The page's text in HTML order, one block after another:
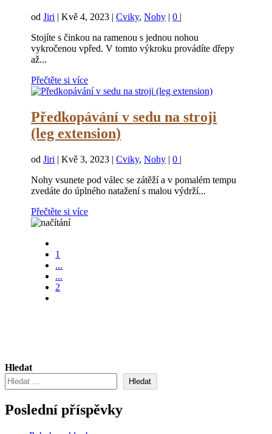
odJiri |Kvě 4, 2023 |Cviky,Nohy |0 |
Stojíte s činkou na ramenou s jednou nohou
vykročenou vpřed. V tomto výkroku provádíte dřepy
až...
Přečtěte si více
Předkopávání v sedu na stroji
(leg extension)
odJiri |Kvě 3, 2023 |Cviky,Nohy |0 |
Nohy vsunete pod válec se zátěží a v pomalém tempu
zvedáte do úplného natažení s malou výdrží...
Přečtěte si více
1
...
...
2
Hledat
Hledat
Poslední příspěvky